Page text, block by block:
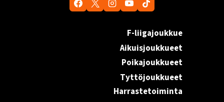
F-liigajoukkue
Aikuisjoukkueet
Poikajoukkueet
Tyttöjoukkueet
Harrastetoiminta